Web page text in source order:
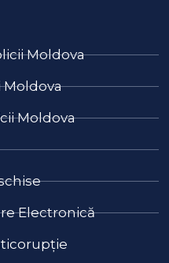
Moldova
Moldova
Electronică